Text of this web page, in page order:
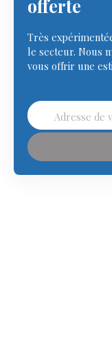
offerte
Très
le secteur. Nous
vous offrir une
Adresse de